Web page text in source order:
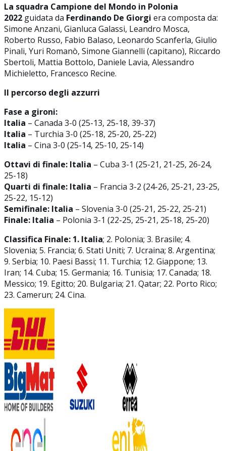
La squadra Campione del Mondo in Polonia
2022 guidata da Ferdinando De Giorgi era composta da:
Simone Anzani, Gianluca Galassi, Leandro Mosca,
Roberto Russo, Fabio Balaso, Leonardo Scanferla, Giulio
Pinali, Yuri Romanò, Simone Giannelli (capitano), Riccardo
Sbertoli, Mattia Bottolo, Daniele Lavia, Alessandro
Michieletto, Francesco Recine.
Il percorso degli azzurri
Fase a gironi:
Italia – Canada 3-0 (25-13, 25-18, 39-37)
Italia – Turchia 3-0 (25-18, 25-20, 25-22)
Italia – Cina 3-0 (25-14, 25-10, 25-14)
Ottavi di finale: Italia – Cuba 3-1 (25-21, 21-25, 26-24,
25-18)
Quarti di finale: Italia – Francia 3-2 (24-26, 25-21, 23-25,
25-22, 15-12)
Semifinale: Italia – Slovenia 3-0 (25-21, 25-22, 25-21)
Finale: Italia – Polonia 3-1 (22-25, 25-21, 25-18, 25-20)
Classifica Finale: 1. Italia; 2. Polonia; 3. Brasile; 4.
Slovenia; 5. Francia; 6. Stati Uniti; 7. Ucraina; 8. Argentina;
9. Serbia; 10. Paesi Bassi; 11. Turchia; 12. Giappone; 13.
Iran; 14. Cuba; 15. Germania; 16. Tunisia; 17. Canada; 18.
Messico; 19. Egitto; 20. Bulgaria; 21. Qatar; 22. Porto Rico;
23. Camerun; 24. Cina.